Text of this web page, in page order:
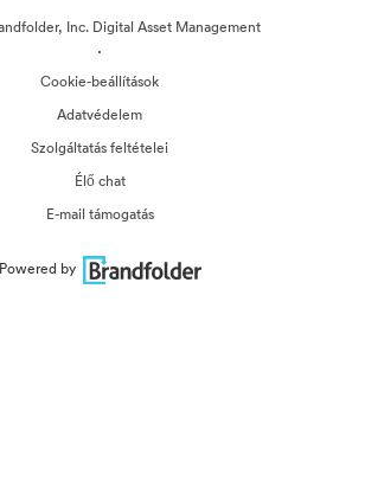
Inc. Digital Asset Management
·
Cookie-beállítások
Adatvédelem
Szolgáltatás feltételei
Élő chat
E-mail támogatás
Powered by